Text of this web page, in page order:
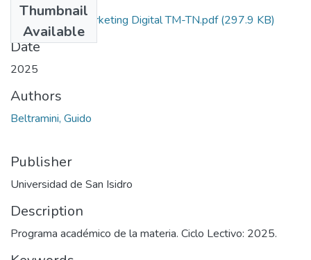
Thumbnail
Available
Negocios y Marketing Digital TM-TN.pdf(297.9 KB)
Date
2025
Authors
Beltramini, Guido
Publisher
Universidad de San Isidro
Description
Programa académico de la materia. Ciclo Lectivo: 2025.